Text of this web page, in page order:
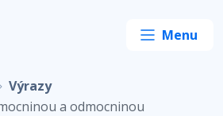
Výrazy
a odmocninou